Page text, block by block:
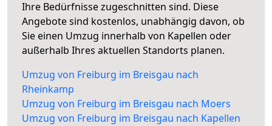
Ihre Bedürfnisse zugeschnitten sind. Diese
Angebote sind kostenlos, unabhängig davon, ob
Sie einen Umzug innerhalb von Kapellen oder
außerhalb Ihres aktuellen Standorts planen.
Umzug von Freiburg im Breisgau nach
Rheinkamp
Umzug von Freiburg im Breisgau nach Moers
Umzug von Freiburg im Breisgau nach Kapellen